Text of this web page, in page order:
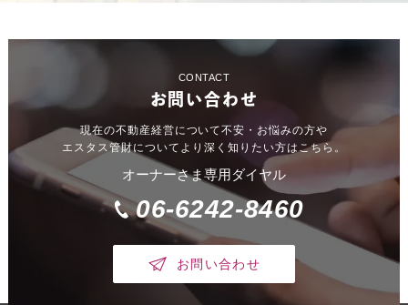
CONTACT
お問い合わせ
現在の不動産経営について不安・お悩みの方や
エスタス管財についてより深く知りたい方はこちら。
オーナーさま専用ダイヤル
06-6242-8460
お問い合わせ